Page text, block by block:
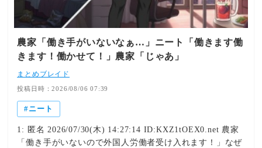
からの真忄生引きこもりにある日突然 家と遺産やるから
後は自分で何とかしろと言われても 1人ではお金を下ろし
くわえた名無しさん 2018/02/07(水) 22:56:12.10
ID:Tid2BWHl金食い虫で自堕落かつ時には狂気的・暴力的
なヒッキーという名の不良債権を身内に抱えた者には う
に不良債権の兄がいるが、両親がﾀﾋんだらどうすんだろ
元:http://nozomi.2ch.sc/test/read.cgi/kankon/1501845963/
農家「働き手がいないなぁ…」ニート「働きます働
きます！働かせて！」農家「じゃあ」
まとめブレイド
投稿日時：2026/08/06 07:39
ニート
1: 匿名 2026/07/30(木) 14:27:14 ID:KXZ1tOEX0.net 農家
「働き手がいないので外国人労働者受け入れます！」なぜ